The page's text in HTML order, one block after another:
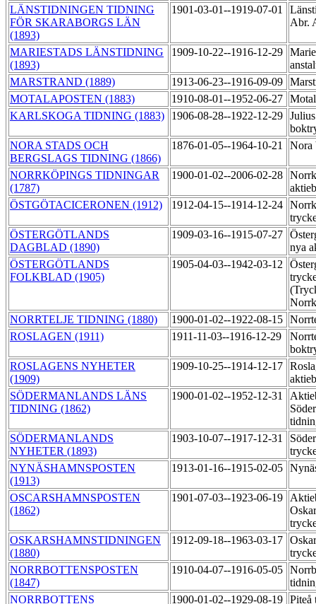
LÄNSTIDNINGEN TIDNING
FÖR SKARABORGS LÄN
(1893)
1901-03-01--1919-07-01
Abr.
MARIESTADS LÄNSTIDNING
(1893)
1909-10-22--1916-12-29
MARSTRAND (1889)
1913-06-23--1916-09-09
MOTALAPOSTEN (1883)
1910-08-01--1952-06-27
KARLSKOGA TIDNING (1883)
1906-08-28--1922-12-29
NORA STADS OCH
BERGSLAGS TIDNING (1866)
1876-01-05--1964-10-21 Nora
NORRKÖPINGS TIDNINGAR
(1787)
1900-01-02--2006-02-28
ÖSTGÖTACICERONEN (1912)
1912-04-15--1914-12-24
ÖSTERGÖTLANDS
DAGBLAD (1890)
1909-03-16--1915-07-27
nya
ÖSTERGÖTLANDS
FOLKBLAD (1905)
1905-04-03--1942-03-12
NORRTELJE TIDNING (1880)
1900-01-02--1922-08-15
ROSLAGEN (1911)
1911-11-03--1916-12-29
ROSLAGENS NYHETER
(1909)
1909-10-25--1914-12-17
SÖDERMANLANDS LÄNS
TIDNING (1862)
1900-01-02--1952-12-31
SÖDERMANLANDS
NYHETER (1893)
1903-10-07--1917-12-31
NYNÄSHAMNSPOSTEN
(1913)
1913-01-16--1915-02-05
OSCARSHAMNSPOSTEN
(1862)
1901-07-03--1923-06-19
OSKARSHAMNSTIDNINGEN
(1880)
1912-09-18--1963-03-17
NORRBOTTENSPOSTEN
(1847)
1910-04-07--1916-05-05
NORRBOTTENS
1900-01-02--1929-08-19 Piteå